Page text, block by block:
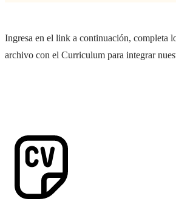
Ingresa en el link a continuación, completa
archivo con el Curriculum para integrar